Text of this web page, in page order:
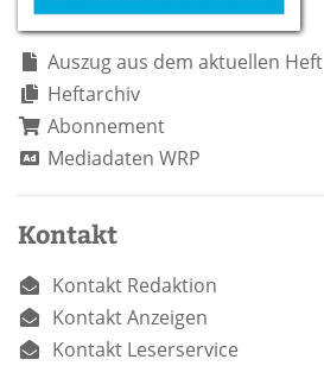
Auszug aus dem aktuellen Heft
Heftarchiv
Abonnement
Mediadaten WRP
Kontakt
Kontakt Redaktion
Kontakt Anzeigen
Kontakt Leserservice